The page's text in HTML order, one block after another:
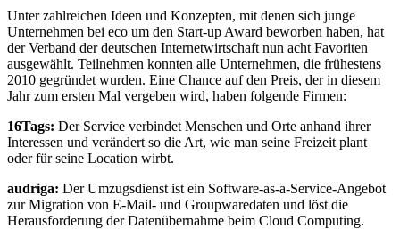
Unter zahlreichen Ideen und Konzepten, mit denen sich junge
Unternehmen bei eco um den Start-up Award beworben haben, hat
der Verband der deutschen Internetwirtschaft nun acht Favoriten
ausgewählt. Teilnehmen konnten alle Unternehmen, die frühestens
2010 gegründet wurden. Eine Chance auf den Preis, der in diesem
Jahr zum ersten Mal vergeben wird, haben folgende Firmen:
16Tags: Der Service verbindet Menschen und Orte anhand ihrer
Interessen und verändert so die Art, wie man seine Freizeit plant
oder für seine Location wirbt.
audriga: Der Umzugsdienst ist ein Software-as-a-Service-Angebot
zur Migration von E-Mail- und Groupwaredaten und löst die
Herausforderung der Datenübernahme beim Cloud Computing.